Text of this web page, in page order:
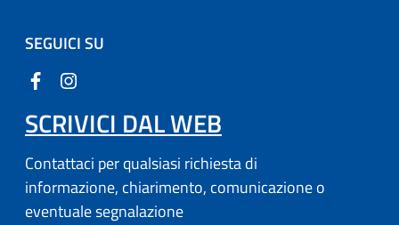
SEGUICI SU
SCRIVICI DAL WEB
Contattaci per qualsiasi richiesta di
informazione, chiarimento, comunicazione o
eventuale segnalazione